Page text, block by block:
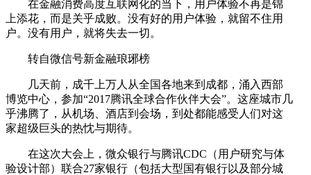
在金融消费高度互联网化的当下，用户体验不再是锦
上添花，而是关乎成败。没有好的用户体验，就留不住用
户。没有用户，就将失去一切。
转自微信号新金融琅琊榜
几天前，成千上万人从全国各地来到成都，涌入西部
博览中心，参加“2017腾讯全球合作伙伴大会”。这座城市几
乎沸腾了，从机场、酒店到会场，到处都能感受人们对这
家超级巨头的热忱与期待。
在这次大会上，微众银行与腾讯CDC（用户研究与体
验设计部）联合27家银行（包括大型国有银行以及部分城